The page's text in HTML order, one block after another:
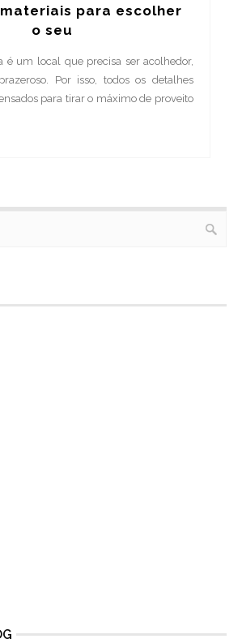
para escolher
o seu
é um local que precisa ser acolhedor,
Por isso, todos os detalhes
para tirar o máximo de proveito